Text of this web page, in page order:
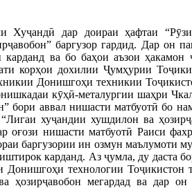
Хуҷандӣ дар доираи ҳафтаи
баргузор гардид. Дар он
ва бо баҳои аъзои ҳакамон
корҳои дохилии Ҷумҳурии
Донишгоҳи техникии
кӯҳӣ-металургии шаҳри
бори аввал нишасти матбуотӣ бо
хуҷандии хушдилон ва
оғози нишасти матбуотӣ Раиси
баргузории ин озмун маълумоти
карданд. Аз ҷумла, ду даста
технологии Тоҷикистон
мегардад ва дар он